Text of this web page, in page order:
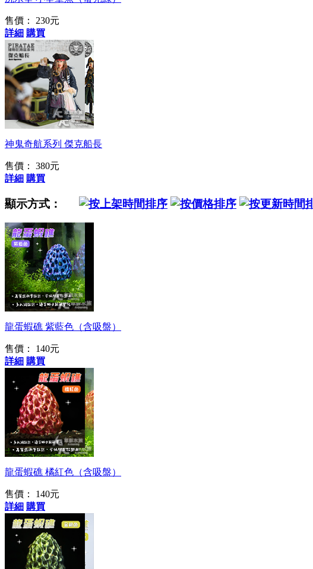
售價： 230元
詳細 購買
魚缸的領導者
神鬼奇航系列 傑克船長
售價： 380元
詳細 購買
顯示方式：
金屬紫
龍蛋蝦礁 紫藍色（含吸盤）
售價：
140元
詳細 購買
閃耀登場
龍蛋蝦礁 橘紅色（含吸盤）
售價：
140元
詳細 購買